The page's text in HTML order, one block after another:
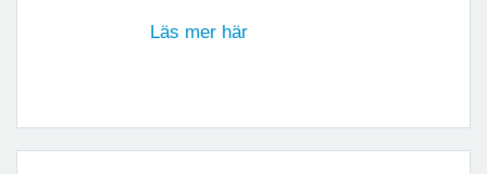
Läs mer här